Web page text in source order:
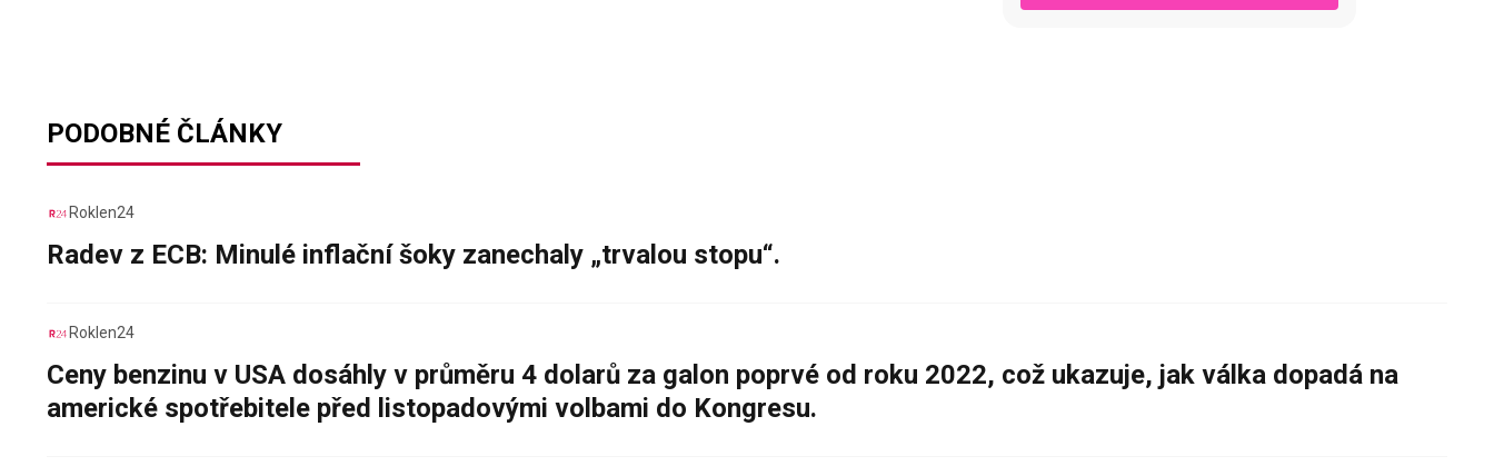
PODOBNÉ ČLÁNKY
Roklen24
Radev z ECB: Minulé inflační šoky zanechaly „trvalou stopu“.
Roklen24
Ceny benzinu v USA dosáhly v průměru 4 dolarů za galon poprvé od roku 2022, což ukazuje, jak válka dopadá na
americké spotřebitele před listopadovými volbami do Kongresu.